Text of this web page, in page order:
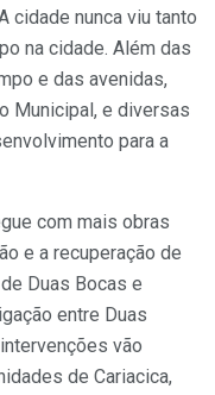
cidade nunca viu tanto
na cidade. Além das
e das avenidas,
Municipal, e diversas
para a
com mais obras
e a recuperação de
Duas Bocas e
entre Duas
vão
de Cariacica,